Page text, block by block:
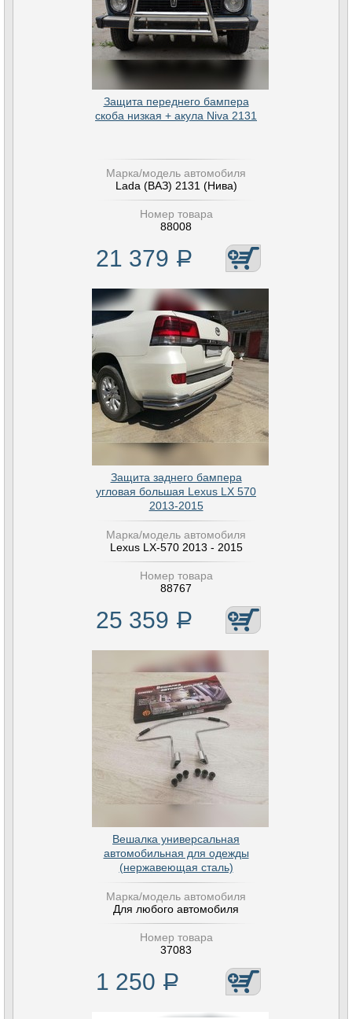
Защита переднего бампера
скоба низкая + акула Niva 2131
Марка/модель автомобиля
Lada (ВАЗ) 2131 (Нива)
Номер товара
88008
21 379 Р
Защита заднего бампера
угловая большая Lexus LX 570
2013-2015
Марка/модель автомобиля
Lexus LX-570 2013 - 2015
Номер товара
88767
25 359 Р
Вешалка универсальная
автомобильная для одежды
(нержавеющая сталь)
Марка/модель автомобиля
Для любого автомобиля
Номер товара
37083
1 250 Р